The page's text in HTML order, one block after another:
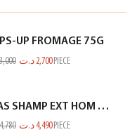
UP FROMAGE 75G
3,000 2,700 د.ت PIECE
LILAS SHAMP EXT HOM KERATINE GRIS 350ML
4,780 4,490 د.ت PIECE